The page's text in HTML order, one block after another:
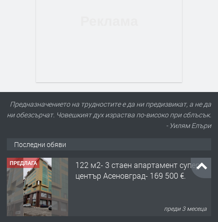
Предназначението на трудностите е да ни предизвикат, а не да
ни обезсърчат. Човешкият дух израства по-високо при сблъсък.
- Уилям Елъри
Последни обяви
ПРЕДЛАГА
122 м2- 3 стаен апартамент супер
център Асеновград- 169 500 €.
преди 3 месеца